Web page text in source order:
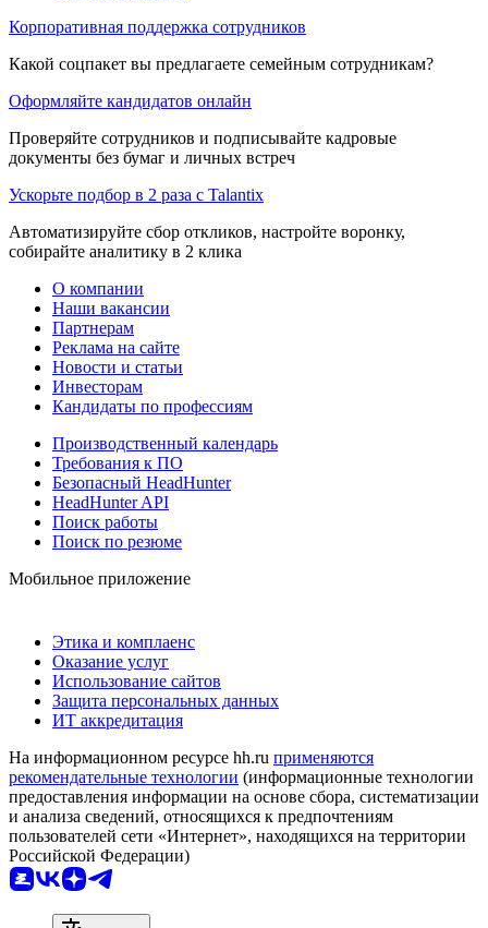
Корпоративная поддержка сотрудников
Какой соцпакет вы предлагаете семейным сотрудникам?
Оформляйте кандидатов онлайн
Проверяйте сотрудников и подписывайте кадровые
документы без бумаг и личных встреч
Ускорьте подбор в 2 раза с Talantix
Автоматизируйте сбор откликов, настройте воронку,
собирайте аналитику в 2 клика
О компании
Наши вакансии
Партнерам
Реклама на сайте
Новости и статьи
Инвесторам
Кандидаты по профессиям
Производственный календарь
Требования к ПО
Безопасный HeadHunter
HeadHunter API
Поиск работы
Поиск по резюме
Мобильное приложение
Этика и комплаенс
Оказание услуг
Использование сайтов
Защита персональных данных
ИТ аккредитация
На информационном ресурсе hh.ru применяются
рекомендательные технологии (информационные технологии
предоставления информации на основе сбора, систематизации
и анализа сведений, относящихся к предпочтениям
пользователей сети «Интернет», находящихся на территории
Российской Федерации)